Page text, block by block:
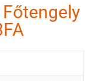
Főtengely